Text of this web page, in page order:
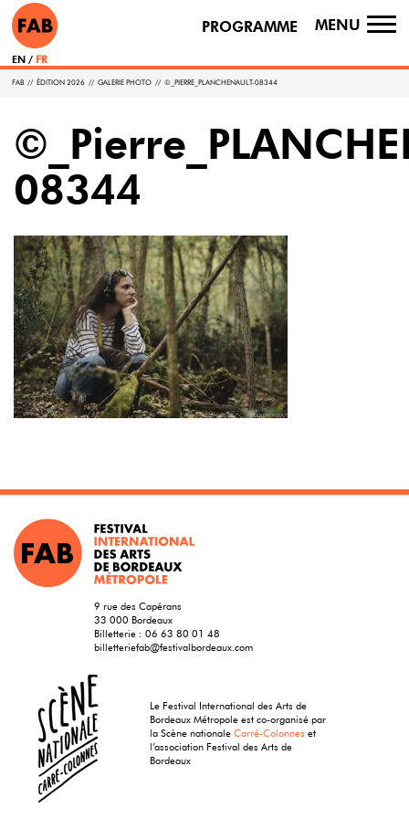
PROGRAMME MENU
EN FR
FAB // ÉDITION 2026 // GALERIE PHOTO // ©_PIERRE_PLANCHENAULT-08344
08344
9 rue des Capérans
33 000 Bordeaux
Billetterie : 06 63 80 01 48
billetteriefab@festivalbordeaux.com
Le Festival International des Arts de
Bordeaux Métropole est co-organisé par
la Scène nationaleCarré-Colonnes et
l’association Festival des Arts de
Bordeaux